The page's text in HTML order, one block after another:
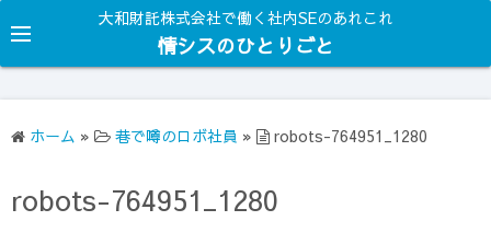
ン
テ
ン
ツ
キ
大和財託株式会社で働く社内SEのあれこれ
情シスのひとりごと
ホーム » 巷で噂のロボ社員 » robots-764951_1280
robots-764951_1280